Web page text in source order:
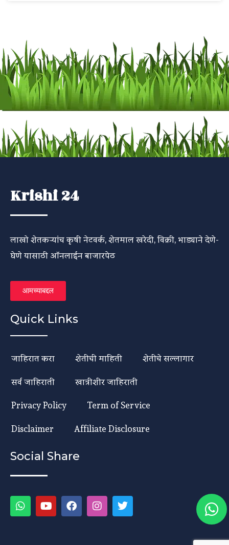
Krishi 24
लाखो शेतकऱ्यांच कृषी नेटवर्क, शेतमाल खरेदी, विक्री, भाड्याने देणे-
घेणे यासाठी ऑनलाईन बाजारपेठ
आमच्याबद्दल
Quick Links
जाहिरात करा शेतीची माहिती
शेतीचे सल्लागार
सर्व जाहिराती
खात्रीशीर जाहिराती
Privacy Policy
Term of Service
Disclaimer
Affiliate Disclosure
Social Share